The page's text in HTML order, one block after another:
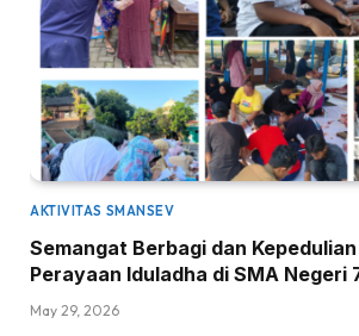
AKTIVITAS SMANSEV
Semangat Berbagi dan
Perayaan Iduladha di SMA Negeri
May 29, 2026